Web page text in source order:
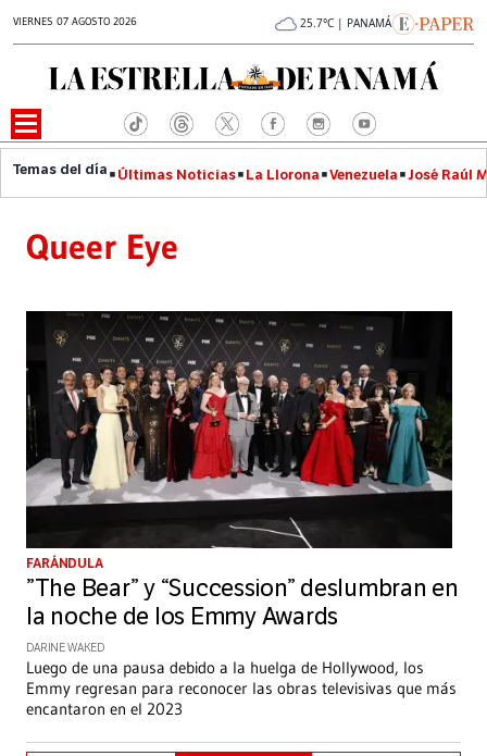
VIERNES 07 AGOSTO 2026 25.7°C | PANAMÁ
Últimas Noticias La Llorona Venezuela José Raúl
Queer Eye
FARÁNDULA
”The Bear” y “Succession” deslumbran en
la noche de los Emmy Awards
DARINE WAKED
Luego de una pausa debido a la huelga de Hollywood, los
Emmy regresan para reconocer las obras televisivas que más
encantaron en el 2023